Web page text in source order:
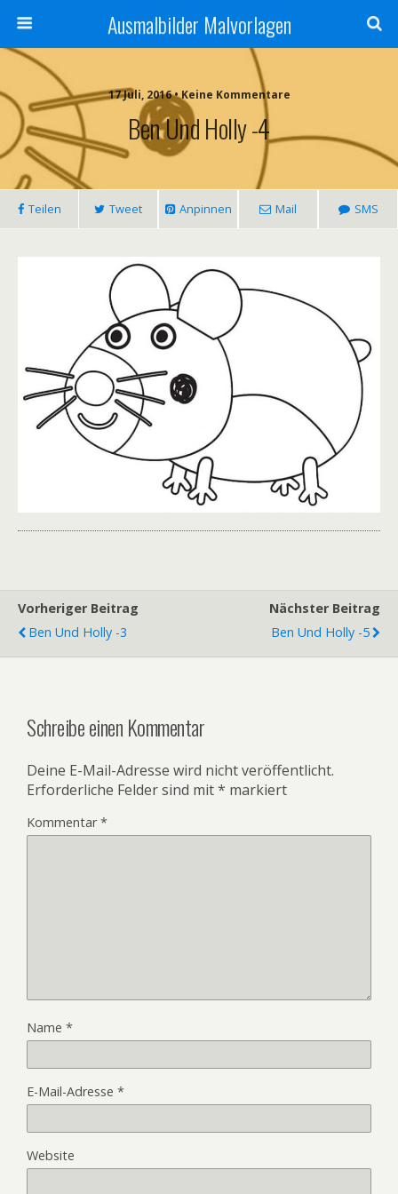
Ausmalbilder Malvorlagen
17 Juli, 2016 • Keine Kommentare
Ben Und Holly -4
Teilen Tweet Anpinnen Mail SMS
Vorheriger Beitrag
Ben Und Holly -3
Nächster Beitrag
Ben Und Holly -5
Schreibe einen Kommentar
Deine E-Mail-Adresse wird nicht veröffentlicht.
Erforderliche Felder sind mit* markiert
Kommentar*
Name *
E-Mail-Adresse *
Website